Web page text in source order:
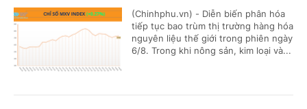
(Chinhphu.vn) - Diễn biến phân hóa
tiếp tục bao trùm thị trường hàng hóa
nguyên liệu thế giới trong phiên ngày
6/8. Trong khi nông sản, kim loại và...